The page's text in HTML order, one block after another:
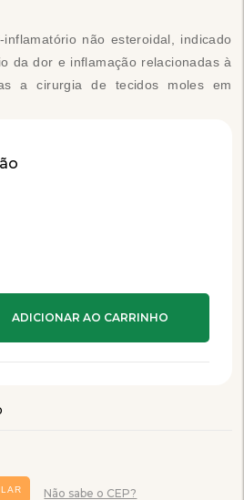
não esteroidal, indicado
da dor e inflamação relacionadas à
a cirurgia de tecidos moles em
Não sabe o CEP?